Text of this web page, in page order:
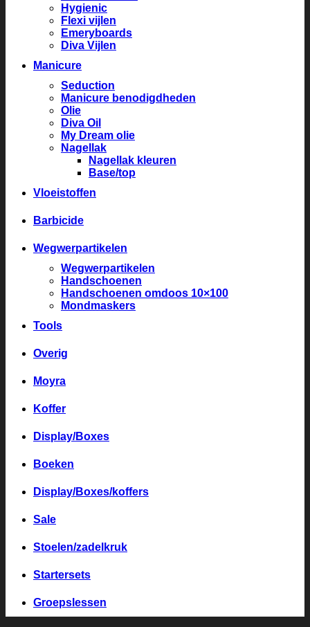
Hygienic
Flexi vijlen
Emeryboards
Diva Vijlen
Manicure
Seduction
Manicure benodigdheden
Olie
Diva Oil
My Dream olie
Nagellak
Nagellak kleuren
Base/top
Vloeistoffen
Barbicide
Wegwerpartikelen
Wegwerpartikelen
Handschoenen
Handschoenen omdoos 10×100
Mondmaskers
Tools
Overig
Moyra
Koffer
Display/Boxes
Boeken
Display/Boxes/koffers
Sale
Stoelen/zadelkruk
Startersets
Groepslessen